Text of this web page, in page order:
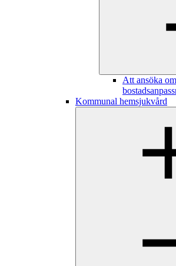
Att ansöka om
Kommunal hemsjukvård